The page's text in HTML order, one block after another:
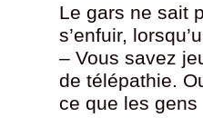
Le gars ne sait
s’enfuir,
– Vous savez
de télépathie.
ce que les gens